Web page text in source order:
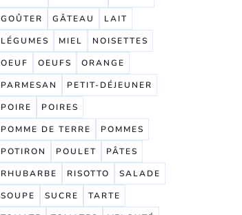
GOÛTER
GÂTEAU
LAIT
LÉGUMES
MIEL
NOISETTES
OEUF
OEUFS
ORANGE
PARMESAN
PETIT-DÉJEUNER
POIRE
POIRES
POMME DE TERRE
POMMES
POTIRON
POULET
PÂTES
RHUBARBE
RISOTTO
SALADE
SOUPE
SUCRE
TARTE